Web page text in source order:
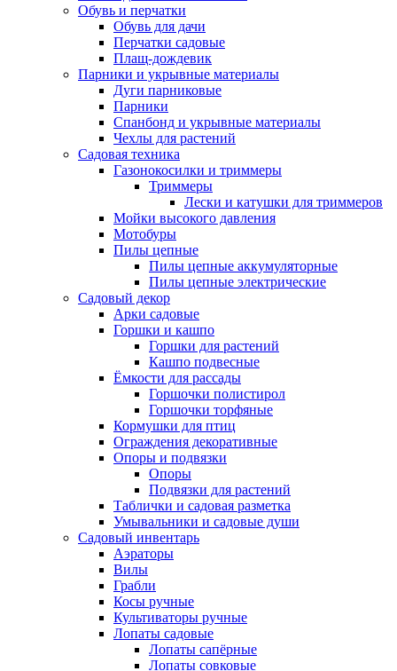
Обувь и перчатки
Обувь для дачи
Перчатки садовые
Плащ-дождевик
Парники и укрывные материалы
Дуги парниковые
Парники
Спанбонд и укрывные материалы
Чехлы для растений
Садовая техника
Газонокосилки и триммеры
Триммеры
Лески и катушки для триммеров
Мойки высокого давления
Мотобуры
Пилы цепные
Пилы цепные аккумуляторные
Пилы цепные электрические
Садовый декор
Арки садовые
Горшки и кашпо
Горшки для растений
Кашпо подвесные
Ёмкости для рассады
Горшочки полистирол
Горшочки торфяные
Кормушки для птиц
Ограждения декоративные
Опоры и подвязки
Опоры
Подвязки для растений
Таблички и садовая разметка
Умывальники и садовые души
Садовый инвентарь
Аэраторы
Вилы
Грабли
Косы ручные
Культиваторы ручные
Лопаты садовые
Лопаты сапёрные
Лопаты совковые